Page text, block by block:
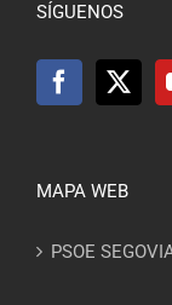
SÍGUENOS
MAPA WEB
PSOE